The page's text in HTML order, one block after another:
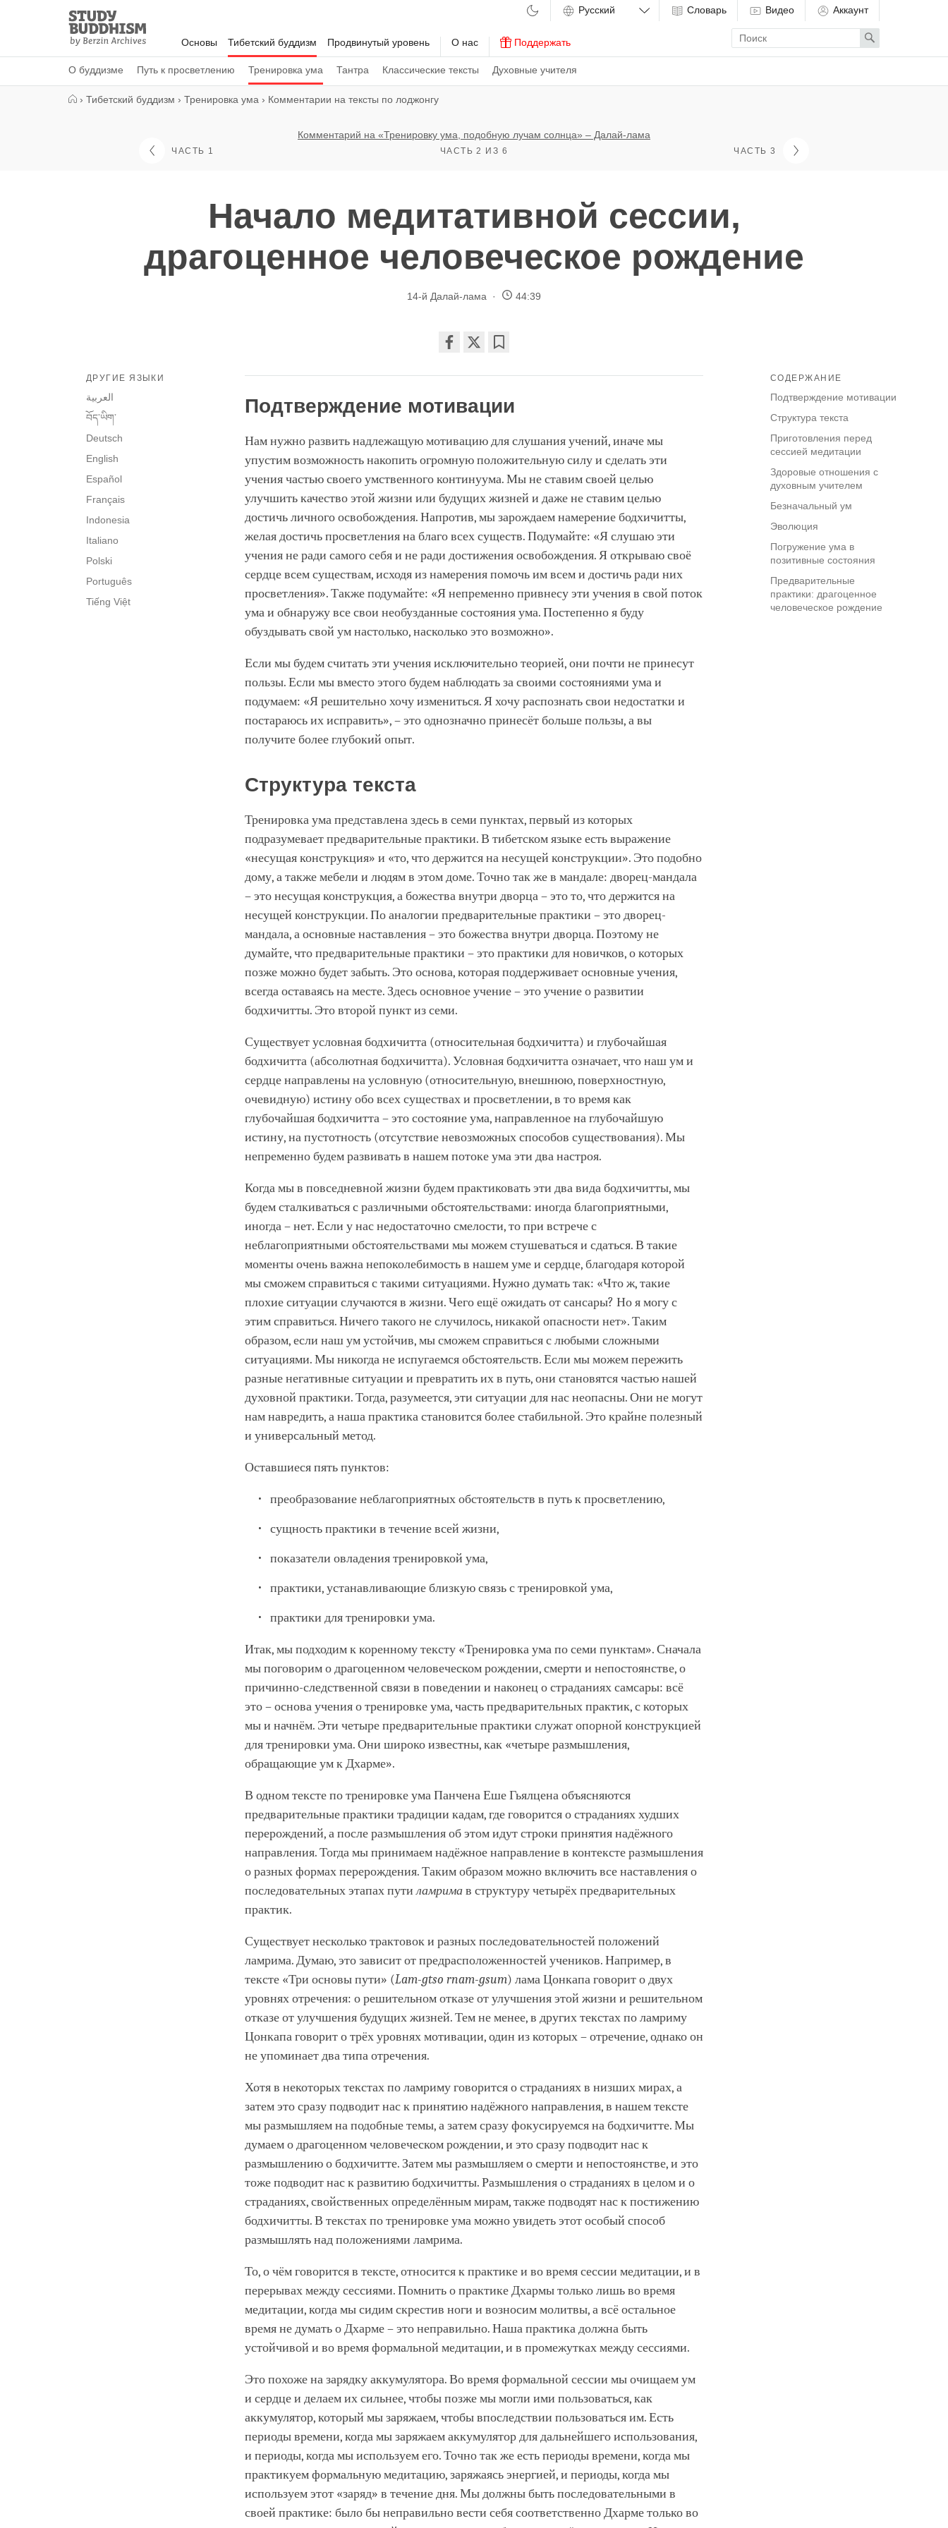
Study
Buddhism
Home
Основы Тибетский буддизм
О буддизме Путь к просветлению Тренировка ума Тантра Классические тексты Духовные учителя
Продвинутый уровень О нас Поддержать
Словарь Видео Аккаунт
Enter
search
term
Search
› Тибетский буддизм › Тренировка ума › Комментарии на тексты по лоджонгу
ЧАСТЬ 1
Комментарий на «Тренировку ума, подобную лучам солнца» – Далай-лама
ЧАСТЬ 2 ИЗ 6 ЧАСТЬ 3
Начало медитативной сессии,
драгоценное человеческое рождение
14-й Далай-лама 44:39
on
facebook
СОДЕРЖАНИЕ
Подтверждение мотивации
Структура текста
Приготовления перед
сессией медитации
Здоровые отношения с
духовным учителем
Безначальный ум
Эволюция
Погружение ума в
позитивные состояния
Предварительные
практики: драгоценное
человеческое рождение
ДРУГИЕ ЯЗЫКИ
العربية
བོད་ཡིག་
Deutsch
English
Español
Français
Indonesia
Italiano
Polski
Português
Tiếng Việt
Подтверждение мотивации
Нам нужно развить надлежащую мотивацию для слушания учений, иначе мы
упустим возможность накопить огромную положительную силу и сделать эти
учения частью своего умственного континуума. Мы не ставим своей целью
улучшить качество этой жизни или будущих жизней и даже не ставим целью
достичь личного освобождения. Напротив, мы зарождаем намерение бодхичитты,
желая достичь просветления на благо всех существ. Подумайте: «Я слушаю эти
учения не ради самого себя и не ради достижения освобождения. Я открываю своё
сердце всем существам, исходя из намерения помочь им всем и достичь ради них
просветления». Также подумайте: «Я непременно привнесу эти учения в свой поток
ума и обнаружу все свои необузданные состояния ума. Постепенно я буду
обуздывать свой ум настолько, насколько это возможно».
Если мы будем считать эти учения исключительно теорией, они почти не принесут
пользы. Если мы вместо этого будем наблюдать за своими состояниями ума и
подумаем: «Я решительно хочу измениться. Я хочу распознать свои недостатки и
постараюсь их исправить», – это однозначно принесёт больше пользы, а вы
получите более глубокий опыт.
Структура текста
Тренировка ума представлена здесь в семи пунктах, первый из которых
подразумевает предварительные практики. В тибетском языке есть выражение
«несущая конструкция» и «то, что держится на несущей конструкции». Это подобно
дому, а также мебели и людям в этом доме. Точно так же в мандале: дворец-мандала
– это несущая конструкция, а божества внутри дворца – это то, что держится на
несущей конструкции. По аналогии предварительные практики – это дворец-
мандала, а основные наставления – это божества внутри дворца. Поэтому не
думайте, что предварительные практики – это практики для новичков, о которых
позже можно будет забыть. Это основа, которая поддерживает основные учения,
всегда оставаясь на месте. Здесь основное учение – это учение о развитии
бодхичитты. Это второй пункт из семи.
Существует условная бодхичитта (относительная бодхичитта) и глубочайшая
бодхичитта (абсолютная бодхичитта). Условная бодхичитта означает, что наш ум и
сердце направлены на условную (относительную, внешнюю, поверхностную,
очевидную) истину обо всех существах и просветлении, в то время как
глубочайшая бодхичитта – это состояние ума, направленное на глубочайшую
истину, на пустотность (отсутствие невозможных способов существования). Мы
непременно будем развивать в нашем потоке ума эти два настроя.
Когда мы в повседневной жизни будем практиковать эти два вида бодхичитты, мы
будем сталкиваться с различными обстоятельствами: иногда благоприятными,
иногда – нет. Если у нас недостаточно смелости, то при встрече с
неблагоприятными обстоятельствами мы можем стушеваться и сдаться. В такие
моменты очень важна непоколебимость в нашем уме и сердце, благодаря которой
мы сможем справиться с такими ситуациями. Нужно думать так: «Что ж, такие
плохие ситуации случаются в жизни. Чего ещё ожидать от сансары? Но я могу с
этим справиться. Ничего такого не случилось, никакой опасности нет». Таким
образом, если наш ум устойчив, мы сможем справиться с любыми сложными
ситуациями. Мы никогда не испугаемся обстоятельств. Если мы можем пережить
разные негативные ситуации и превратить их в путь, они становятся частью нашей
духовной практики. Тогда, разумеется, эти ситуации для нас неопасны. Они не могут
нам навредить, а наша практика становится более стабильной. Это крайне полезный
и универсальный метод.
Оставшиеся пять пунктов:
преобразование неблагоприятных обстоятельств в путь к просветлению,
сущность практики в течение всей жизни,
показатели овладения тренировкой ума,
практики, устанавливающие близкую связь с тренировкой ума,
практики для тренировки ума.
Итак, мы подходим к коренному тексту «Тренировка ума по семи пунктам». Сначала
мы поговорим о драгоценном человеческом рождении, смерти и непостоянстве, о
причинно-следственной связи в поведении и наконец о страданиях самсары: всё
это – основа учения о тренировке ума, часть предварительных практик, с которых
мы и начнём. Эти четыре предварительные практики служат опорной конструкцией
для тренировки ума. Они широко известны, как «четыре размышления,
обращающие ум к Дхарме».
В одном тексте по тренировке ума Панчена Еше Гьялцена объясняются
предварительные практики традиции кадам, где говорится о страданиях худших
перерождений, а после размышления об этом идут строки принятия надёжного
направления. Тогда мы принимаем надёжное направление в контексте размышления
о разных формах перерождения. Таким образом можно включить все наставления о
последовательных этапах путиламримав структуру четырёх предварительных
практик.
Существует несколько трактовок и разных последовательностей положений
ламрима. Думаю, это зависит от предрасположенностей учеников. Например, в
тексте «Три основы пути» (Lam-gtso rnam-gsum) лама Цонкапа говорит о двух
уровнях отречения: о решительном отказе от улучшения этой жизни и решительном
отказе от улучшения будущих жизней. Тем не менее, в других текстах по ламриму
Цонкапа говорит о трёх уровнях мотивации, один из которых – отречение, однако он
не упоминает два типа отречения.
Хотя в некоторых текстах по ламриму говорится о страданиях в низших мирах, а
затем это сразу подводит нас к принятию надёжного направления, в нашем тексте
мы размышляем на подобные темы, а затем сразу фокусируемся на бодхичитте. Мы
думаем о драгоценном человеческом рождении, и это сразу подводит нас к
размышлению о бодхичитте. Затем мы размышляем о смерти и непостоянстве, и это
тоже подводит нас к развитию бодхичитты. Размышления о страданиях в целом и о
страданиях, свойственных определённым мирам, также подводят нас к постижению
бодхичитты. В текстах по тренировке ума можно увидеть этот особый способ
размышлять над положениями ламрима.
То, о чём говорится в тексте, относится к практике и во время сессии медитации, и в
перерывах между сессиями. Помнить о практике Дхармы только лишь во время
медитации, когда мы сидим скрестив ноги и возносим молитвы, а всё остальное
время не думать о Дхарме – это неправильно. Наша практика должна быть
устойчивой и во время формальной медитации, и в промежутках между сессиями.
Это похоже на зарядку аккумулятора. Во время формальной сессии мы очищаем ум
и сердце и делаем их сильнее, чтобы позже мы могли ими пользоваться, как
аккумулятор, который мы заряжаем, чтобы впоследствии пользоваться им. Есть
периоды времени, когда мы заряжаем аккумулятор для дальнейшего использования,
и периоды, когда мы используем его. Точно так же есть периоды времени, когда мы
практикуем формальную медитацию, заряжаясь энергией, и периоды, когда мы
используем этот «заряд» в течение дня. Мы должны быть последовательными в
своей практике: было бы неправильно вести себя соответственно Дхарме только во